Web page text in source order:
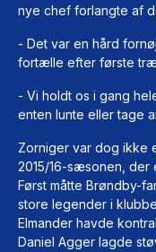
nye chef forlangte af
- Det var en hård
fortælle efter første
- Vi holdt os i gang
enten lunte eller tage
Zorniger var dog ikke
2015/16-sæsonen, der
Først måtte Brøndby-
store legender i
Elmander havde
Daniel Agger lagde